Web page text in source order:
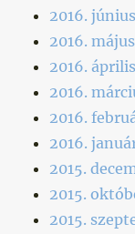
2016. június
2016. május
2016. április
2016.
2016.
2016.
2015.
2015.
2015.